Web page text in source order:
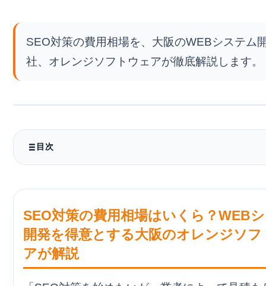
SEO対策の費用相場を、大阪のWEBシステム
社、オレンジソフトウェアが徹底解説します。
目次
. SEO対策の費用が決まる仕組み
なぜSEOには定価がないのか？
. 【徹底比較】SEO対策の費用相場表
. 記事代行の有無が料金を大きく左右する
記事代行なし（コンサルのみ）の場合
SEO対策の費用相場はいくら？WEB
開発を得意とする大阪のオレンジソ
アが解説